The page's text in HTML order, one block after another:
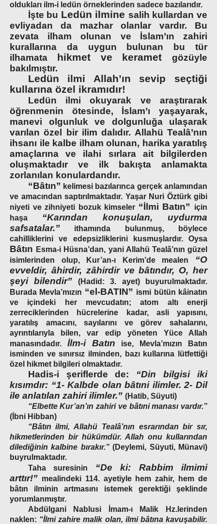
oldukları ilm-i ledün örneklerinden sadece bazılarıdır.
İşte bu Ledün ilmine salih kullardan ve
evliyadan da mazhar olanlar vardır. Bu
zevata ilham olunan ve İslam’ın zahiri
kurallarına da uygun bulunan bu tür
ilhamata hikmet ve keramet gözüyle
bakılmıştır.
Ledün ilmi Allah’ın sevip seçtiği
kullarına özel ikramıdır!
Ledün ilmi okuyarak ve araştırarak
öğrenmenin ötesinde, İslam’ı yaşayarak,
manevi olgunluk ve dolgunluğa ulaşarak
varılan özel bir ilim dalıdır. Allahü Tealâ’nın
ihsanı ile kalbe ilham olunan, harika yaratılış
amaçlarına ve ilahi sırlara ait bilgilerden
oluşmaktadır ve ilk bakışta anlamakta
zorlanılan konulardandır.
“Bâtın” kelimesi bazılarınca gerçek anlamından
ve amacından saptırılmaktadır. Yaşar Nuri Öztürk gibi
niyeti ve zihniyeti bozuk kimseler “İlmi Batın”
için
haşa “Karından konuşulan, uydurma
safsatalar.” ithamında bulunmuş, böylece
cahilliklerini ve edepsizliklerini kusmuşlardır. Oysa
Bâtın Esma-i Hüsna’dan, yani Allahü Tealâ’nın güzel
isimlerinden olup, Kur’an-ı Kerim’de mealen “O
evveldir, âhirdir, zâhirdir ve bâtındır, O, her
şeyi bilendir”
(Hadid: 3. ayet) buyurulmaktadır.
Burada Mevla’mızın “el-BATIN” ismi bütün kâinatın
ve içindeki her mevcudatın; atom altı enerji
zerreciklerinden hücrelerine kadar, asli yapısını,
yaratılış amacını, sayılarını ve görev sahalarını,
ayrıntılarıyla bilen, var edip yöneten Yüce Allah
manasındadır. İlm-i Batın
ise, Mevla’mızın Batın
isminden ve sınırsız ilminden, bazı kullarına lütfettiği
özel hikmet bilgileri olmaktadır.
Hadis-i şeriflerde de: “Din bilgisi iki
kısımdır: “1- Kalbde olan bâtıni ilimler. 2- Dil
ile anlatılan zahiri ilimler.” (Hatib, Süyuti)
“Elbette Kur’an’ın zahiri ve bâtıni manası vardır.”
(İbni Hibban)
“Bâtın ilmi, Allahü Tealâ’nın esrarından bir sır,
hikmetlerinden bir hükümdür. Allah onu kullarından
dilediğinin kalbine bırakır.”(Deylemi, Süyuti, Münavi)
buyrulmaktadır.
Taha suresinin “De ki: Rabbim ilmimi
arttır!” mealindeki 114. ayetiyle hem zahir, hem de
bâtın ilminin artmasını istemek gerektiği şeklinde
yorumlanmıştır.
Abdülgani Nablusi İmam-ı Malik Hz.lerinden
naklen: “İlmi zahire malik olan, ilmi bâtına kavuşabilir.